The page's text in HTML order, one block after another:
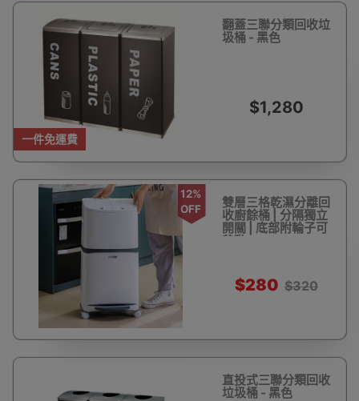
一件免運費
翻蓋三聯分類回收垃
圾桶 - 黑色
$1,280
12%
OFF
雙層三格乾濕分離回
收廚餘桶 | 分隔獨立
開關 | 底部附輪子可
移動
$280 $320
直投式三聯分類回收
垃圾桶 - 黑色